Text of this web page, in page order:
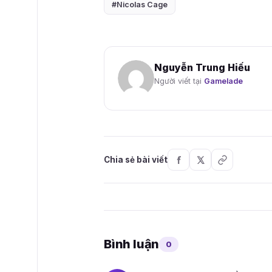
#Nicolas Cage
Nguyễn Trung Hiếu
Người viết tại Gamelade
Chia sẻ bài viết
Bình luận 0